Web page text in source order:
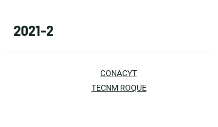
2021-2
CONACYT
TECNM ROQUE